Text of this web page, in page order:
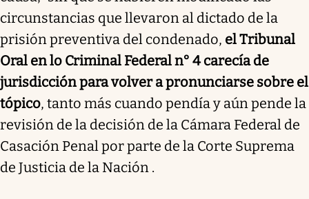
circunstancias que llevaron al dictado de la
prisión preventiva del condenado, el Tribunal
Oral en lo Criminal Federal n° 4 carecía de
jurisdicción para volver a pronunciarse sobre el
tópico, tanto más cuando pendía y aún pende la
revisión de la decisión de la Cámara Federal de
Casación Penal por parte de la Corte Suprema
de Justicia de la Nación .